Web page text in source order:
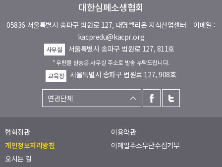
대한심폐소생협회
05836 서울특별시 송파구 법원로 127, 대명벨리온 지식산업센터 이메일 :
kacpredu@kacpr.org
사무실 서울특별시 송파구 법원로 127, 811호
* 우편물 발송은 사무실 주소로 발송 부탁드립니다.
교육장
서울특별시 송파구 법원로 127, 908호
협회정관
이용약관
개인정보처리방침
이메일주소무단수집거부
오시는 길